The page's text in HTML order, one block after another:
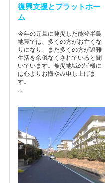
復興支援とプラットホー
ム
今年の元旦に発災した能登半島
地震では、多くの方がお亡くな
りになり、まだ多くの方が避難
生活を余儀なくされていると聞
いています。被災地域の皆様に
は心よりお悔やみ申し上げま
す。
...